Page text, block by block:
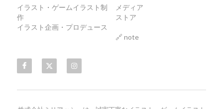
イラスト・ゲームイラスト制
作
イラスト企画・プロデュース
メディア
ストア
🔗 note